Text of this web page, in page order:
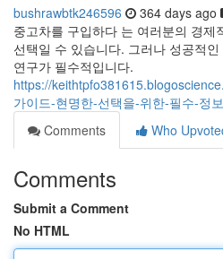
bushrawbtk246596 364 days ago
중고차를 구입하다 는 여러분의 경제
선택일 수 있습니다. 그러나 성공적
연구가 필수적입니다.
https://
가이드-현명한-선택을-위한-필수-정보
Comments
Who
Comments
Submit a Comment
No HTML